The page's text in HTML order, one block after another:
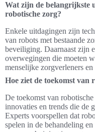
Wat zijn de belangrijkste
robotische zorg?
Enkele uitdagingen zijn
van robots met bestaande
beveiliging. Daarnaast zijn
overwegingen die moeten
menselijke zorgverleners
Hoe ziet de toekomst van
De toekomst van
innovaties en trends die de
Experts voorspellen dat
spelen in de behandeling